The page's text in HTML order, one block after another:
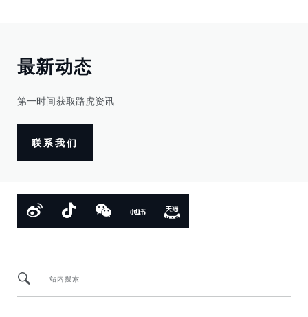
最新动态
第一时间获取路虎资讯
联系我们
站内搜索